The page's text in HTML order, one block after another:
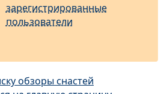
зарегистрированные
пользователи
обзоры снастей